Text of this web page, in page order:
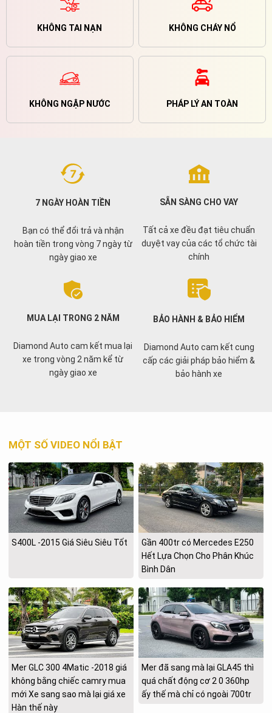
KHÔNG TAI NẠN KHÔNG CHÁY NỔ
KHÔNG NGẬP NƯỚC PHÁP LÝ AN TOÀN
7 NGÀY HOÀN TIỀN
Bạn có thể đổi trả và nhận
hoàn tiền trong vòng 7 ngày từ
ngày giao xe
SẴN SÀNG CHO VAY
Tất cả xe đều đạt tiêu chuẩn
duyệt vay của các tổ chức tài
chính
MUA LẠI TRONG 2 NĂM
Diamond Auto cam kết mua lại
xe trong vòng 2 năm kể từ
ngày giao xe
BẢO HÀNH & BẢO HIỂM
Diamond Auto cam kết cung
cấp các giải pháp bảo hiểm &
bảo hành xe
MỘT SỐ VIDEO NỔI BẬT
S400L -2015 Giá Siêu Siêu Tốt
Gần 400tr có Mercedes E250
Hết Lựa Chọn Cho Phân Khúc
Bình Dân
Mer GLC 300 4Matic -2018 giá
không bằng chiếc camry mua
mới Xe sang sao mà lại giá xe
Hàn thế này
Mer đã sang mà lại GLA45 thì
quá chất động cơ 2 0 360hp
ấy thế mà chỉ có ngoài 700tr